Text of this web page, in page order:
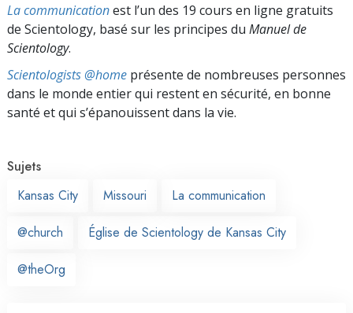
La communicationest l’un des 19 cours en ligne gratuits
de Scientology, basé sur les principes du Manuel de
Scientology.
Scientologists @home présente de nombreuses personnes
dans le monde entier qui restent en sécurité, en bonne
santé et qui s’épanouissent dans la vie.
Sujets
Kansas City
Missouri La communication
@church Église de Scientology de Kansas City
@theOrg